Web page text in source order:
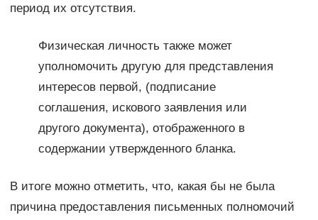
период их отсутствия.
Физическая личность также может
уполномочить другую для представления
интересов первой, (подписание
соглашения, искового заявления или
другого документа), отображенного в
содержании утвержденного бланка.
В итоге можно отметить, что, какая бы не была
причина предоставления письменных полномочий